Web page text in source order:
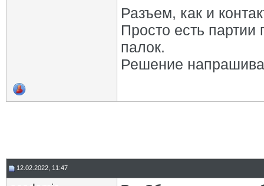
Разъем, как и
Просто есть
палок.
Решение
12.02.2022, 11:47